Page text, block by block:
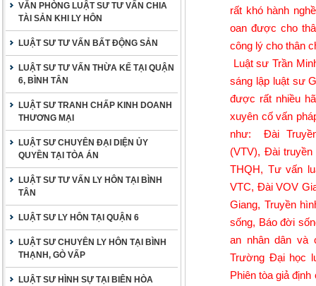
VĂN PHÒNG LUẬT SƯ TƯ VẤN CHIA
TÀI SẢN KHI LY HÔN
LUẬT SƯ TƯ VẤN BẤT ĐỘNG SẢN
LUẬT SƯ TƯ VẤN THỪA KẾ TẠI QUẬN
6, BÌNH TÂN
LUẬT SƯ TRANH CHẤP KINH DOANH
THƯƠNG MẠI
LUẬT SƯ CHUYÊN ĐẠI DIỆN ỦY
QUYỀN TẠI TÒA ÁN
LUẬT SƯ TƯ VẤN LY HÔN TẠI BÌNH
TÂN
LUẬT SƯ LY HÔN TẠI QUẬN 6
LUẬT SƯ CHUYÊN LY HÔN TẠI BÌNH
THẠNH, GÒ VẤP
LUẬT SƯ HÌNH SỰ TẠI BIÊN HÒA
rất khó hành
oan được cho
công lý cho thân
Luật sư Trần
sáng lập luật sư
được rất nhiều
xuyên cố vấn
như: Đài
(VTV), Đài truyền
THQH, Tư vấn
VTC, Đài VOV
Giang, Truyền
sống, Báo đời
an nhân dân và
Trường Đại học
Phiên tòa giả